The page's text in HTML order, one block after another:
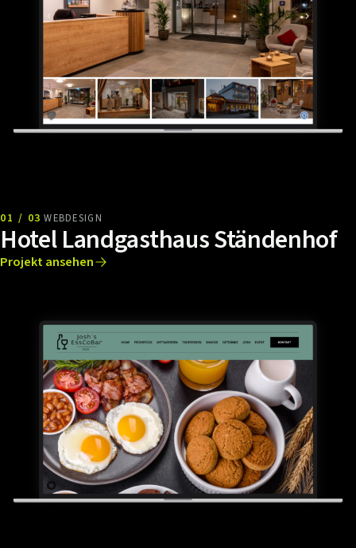
01 / 03 WEBDESIGN
Hotel Landgasthaus Ständenhof
Projekt ansehen